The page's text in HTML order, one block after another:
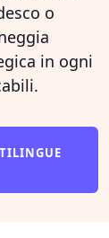
o
in ogni